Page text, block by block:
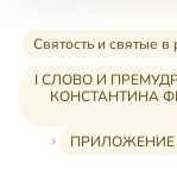
Святость и святые в
I СЛОВО И
КОНСТАНТИНА
ПРИЛОЖЕНИЕ